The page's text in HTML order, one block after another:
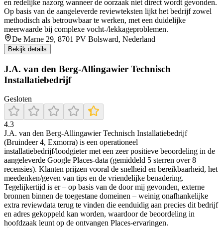
en redelijke nazorg wanneer de oorzaak niet direct wordt gevonden.
Op basis van de aangeleverde reviewteksten lijkt het bedrijf zowel
methodisch als betrouwbaar te werken, met een duidelijke
meerwaarde bij complexe vocht-/lekkageproblemen.
De Marne 29, 8701 PV Bolsward, Nederland
Bekijk details
J.A. van den Berg-Allingawier Technisch
Installatiebedrijf
Gesloten
4.3
J.A. van den Berg-Allingawier Technisch Installatiebedrijf
(Bruindeer 4, Exmorra) is een operationeel
installatiebedrijf/loodgieter met een zeer positieve beoordeling in de
aangeleverde Google Places-data (gemiddeld 5 sterren over 8
recensies). Klanten prijzen vooral de snelheid en bereikbaarheid, het
meedenken/geven van tips en de vriendelijke benadering.
Tegelijkertijd is er – op basis van de door mij gevonden, externe
bronnen binnen de toegestane domeinen – weinig onafhankelijke
extra reviewdata terug te vinden die eenduidig aan precies dit bedrijf
en adres gekoppeld kan worden, waardoor de beoordeling in
hoofdzaak leunt op de ontvangen Places-ervaringen.